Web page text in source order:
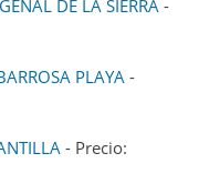
DE LA SIERRA -
PLAYA -
- Precio: